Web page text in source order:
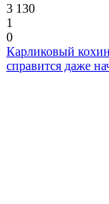
3 130
1
0
Карликовый
справится даже